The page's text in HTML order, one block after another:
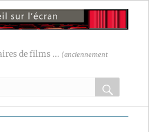
de films ... (anciennement
OK